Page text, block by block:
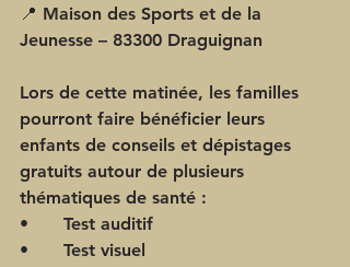
📍 Maison des Sports et de la
Jeunesse – 83300 Draguignan
Lors de cette matinée, les familles
pourront faire bénéficier leurs
enfants de conseils et dépistages
gratuits autour de plusieurs
thématiques de santé :
•	Test auditif
•	Test visuel